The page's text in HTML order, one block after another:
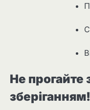
Не прогайте
зберіганням!